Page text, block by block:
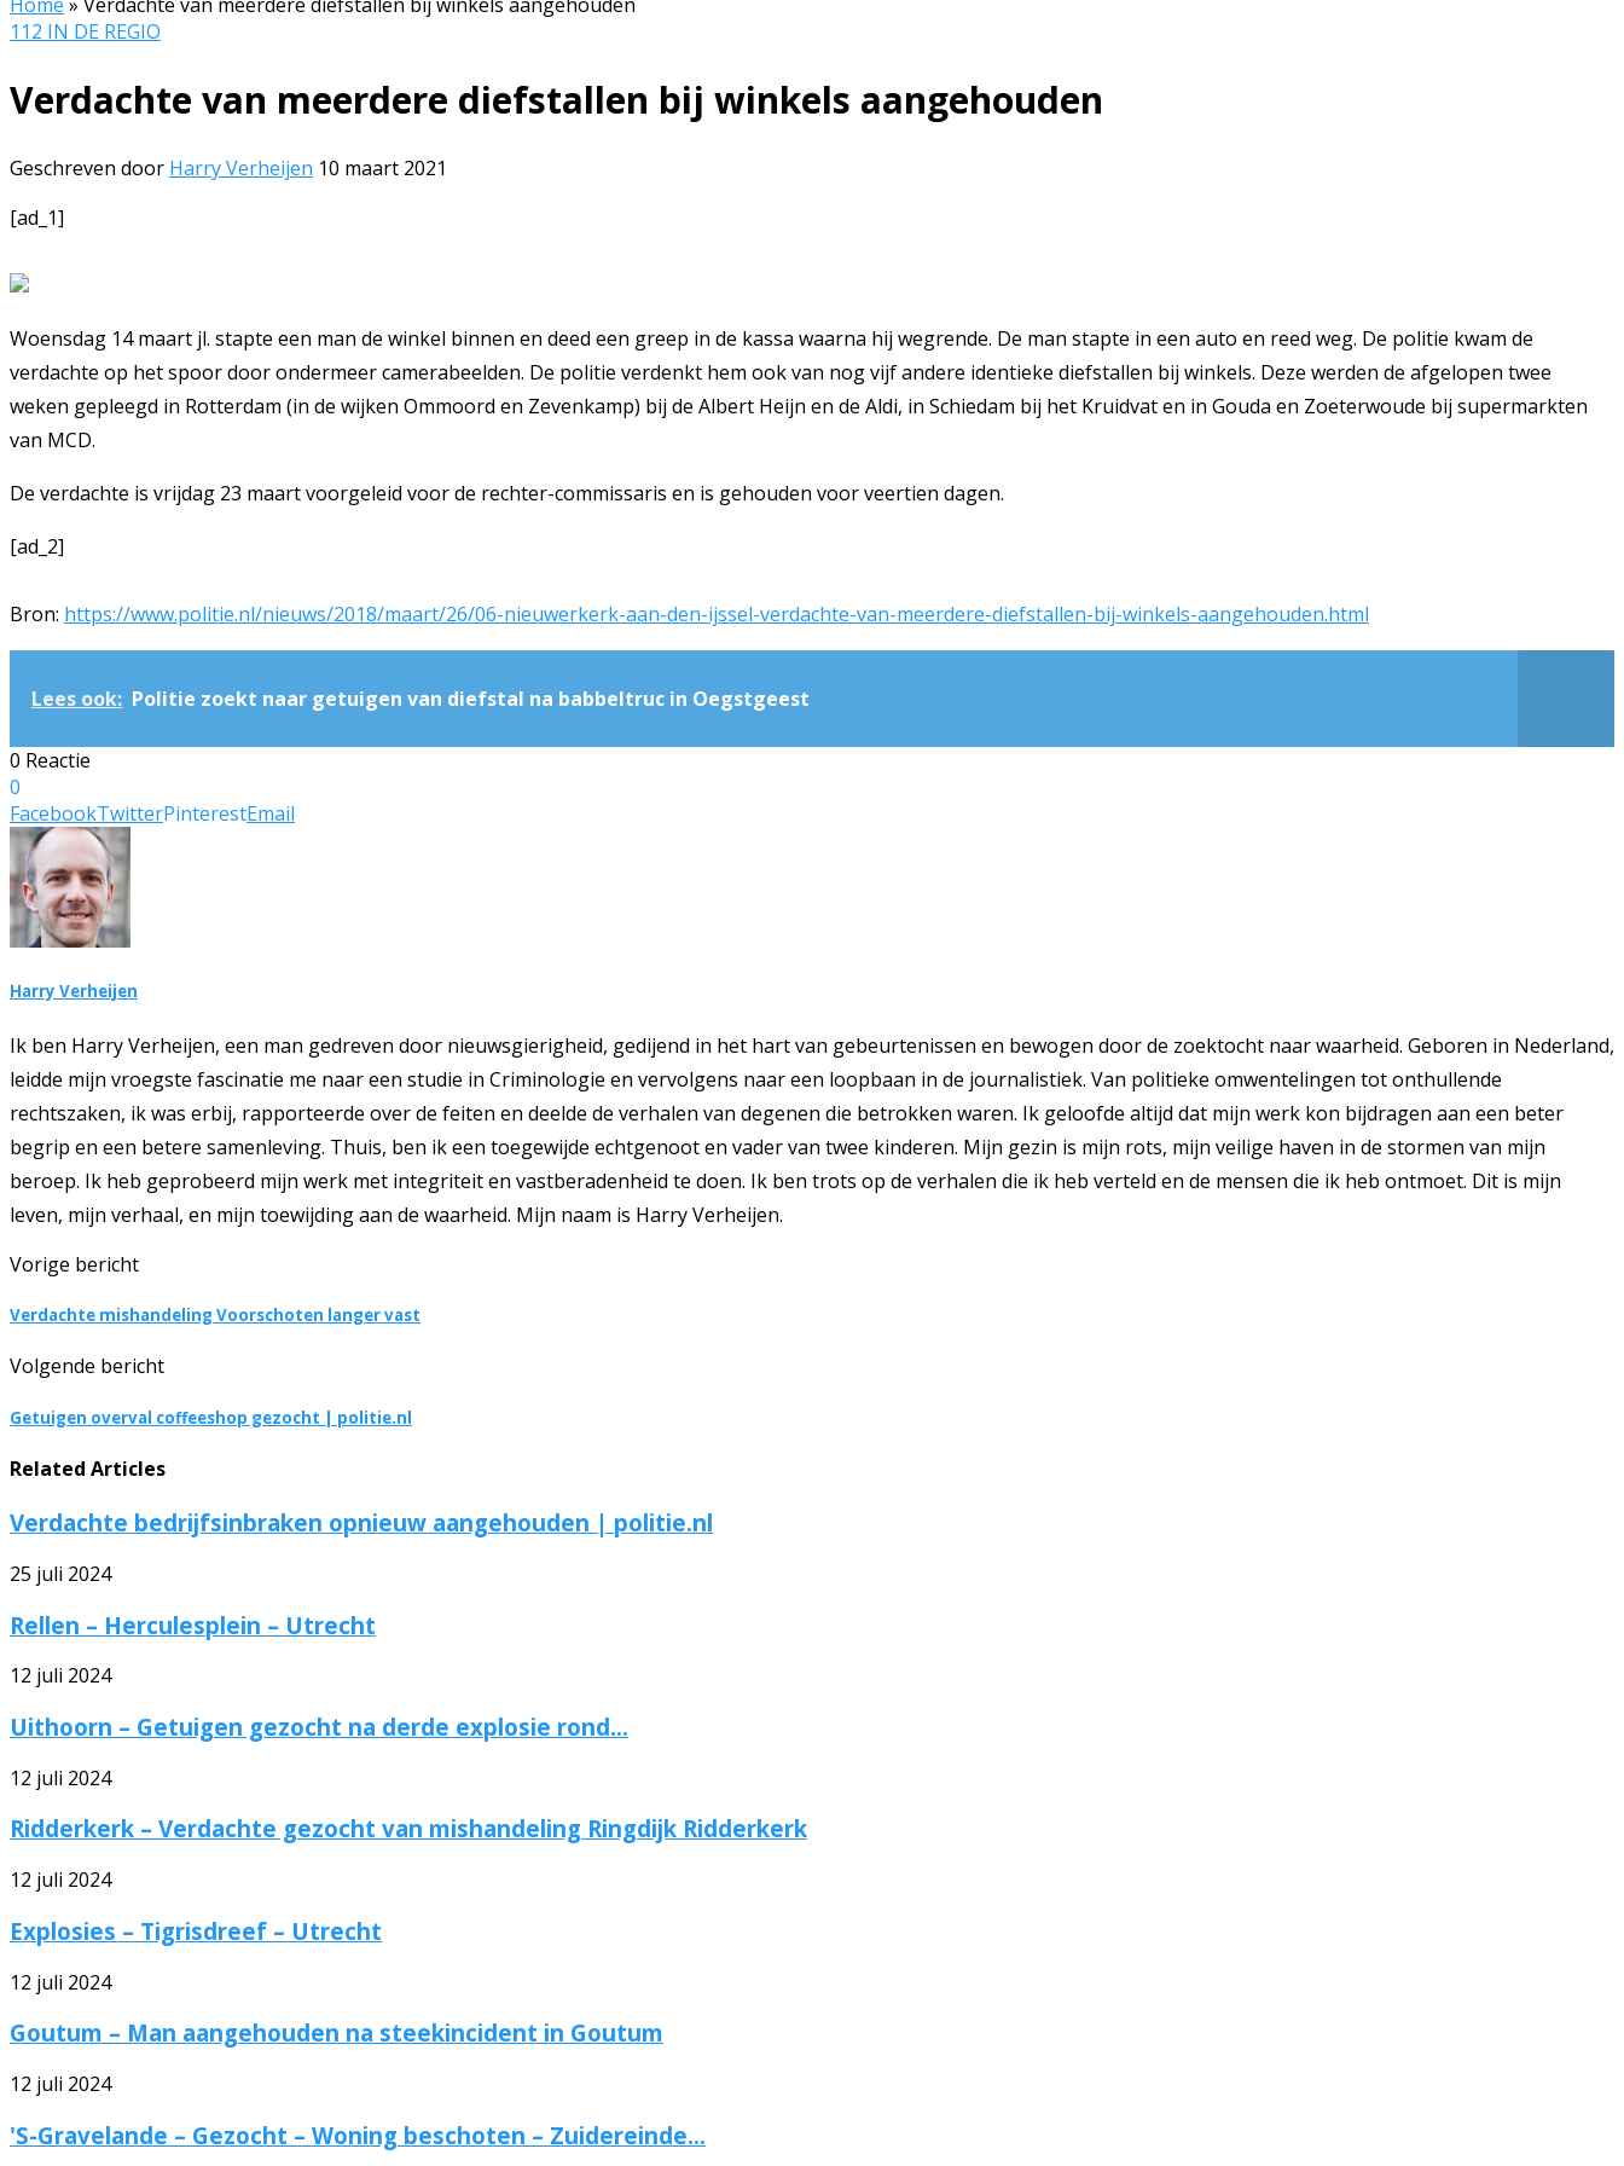
112 IN DE REGIO
Verdachte van meerdere diefstallen bij winkels aangehouden
Geschreven door Harry Verheijen 10 maart 2021
[ad_1]
Woensdag 14 maart jl. stapte een man de winkel binnen en deed een greep in de kassa waarna hij wegrende. De man stapte in een auto en reed weg. De politie kwam de
verdachte op het spoor door ondermeer camerabeelden. De politie verdenkt hem ook van nog vijf andere identieke diefstallen bij winkels. Deze werden de afgelopen twee
weken gepleegd in Rotterdam (in de wijken Ommoord en Zevenkamp) bij de Albert Heijn en de Aldi, in Schiedam bij het Kruidvat en in Gouda en Zoeterwoude bij supermarkten
van MCD.
De verdachte is vrijdag 23 maart voorgeleid voor de rechter-commissaris en is gehouden voor veertien dagen.
[ad_2]
Bron: https://www.politie.nl/nieuws/2018/maart/26/06-nieuwerkerk-aan-den-ijssel-verdachte-van-meerdere-diefstallen-bij-winkels-aangehouden.html
Lees ook: Politie zoekt naar getuigen van diefstal na babbeltruc in Oegstgeest
0 Reactie
0
FacebookTwitterPinterestEmail
Harry Verheijen
Ik ben Harry Verheijen, een man gedreven door nieuwsgierigheid, gedijend in het hart van gebeurtenissen en bewogen door de zoektocht naar waarheid. Geboren in Nederland,
leidde mijn vroegste fascinatie me naar een studie in Criminologie en vervolgens naar een loopbaan in de journalistiek. Van politieke omwentelingen tot onthullende
rechtszaken, ik was erbij, rapporteerde over de feiten en deelde de verhalen van degenen die betrokken waren. Ik geloofde altijd dat mijn werk kon bijdragen aan een beter
begrip en een betere samenleving. Thuis, ben ik een toegewijde echtgenoot en vader van twee kinderen. Mijn gezin is mijn rots, mijn veilige haven in de stormen van mijn
beroep. Ik heb geprobeerd mijn werk met integriteit en vastberadenheid te doen. Ik ben trots op de verhalen die ik heb verteld en de mensen die ik heb ontmoet. Dit is mijn
leven, mijn verhaal, en mijn toewijding aan de waarheid. Mijn naam is Harry Verheijen.
Vorige bericht
Verdachte mishandeling Voorschoten langer vast
Volgende bericht
Getuigen overval coffeeshop gezocht | politie.nl
Related Articles
Verdachte bedrijfsinbraken opnieuw aangehouden | politie.nl
25 juli 2024
Rellen – Herculesplein – Utrecht
12 juli 2024
Uithoorn – Getuigen gezocht na derde explosie rond...
12 juli 2024
Ridderkerk – Verdachte gezocht van mishandeling Ringdijk Ridderkerk
12 juli 2024
Explosies – Tigrisdreef – Utrecht
12 juli 2024
Goutum – Man aangehouden na steekincident in Goutum
12 juli 2024
'S-Gravelande – Gezocht – Woning beschoten – Zuidereinde...